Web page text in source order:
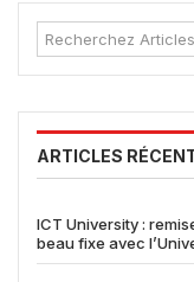
ARTICLES
ICT University :
beau fixe avec